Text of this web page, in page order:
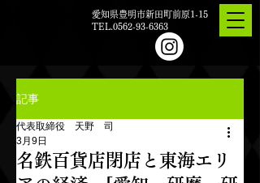
愛知県豊明市新田町前原1-15
TEL.0562-93-6363
記事
名鉄百貨店閉店と東海エリ
代表取締役 天野 司
3月9日